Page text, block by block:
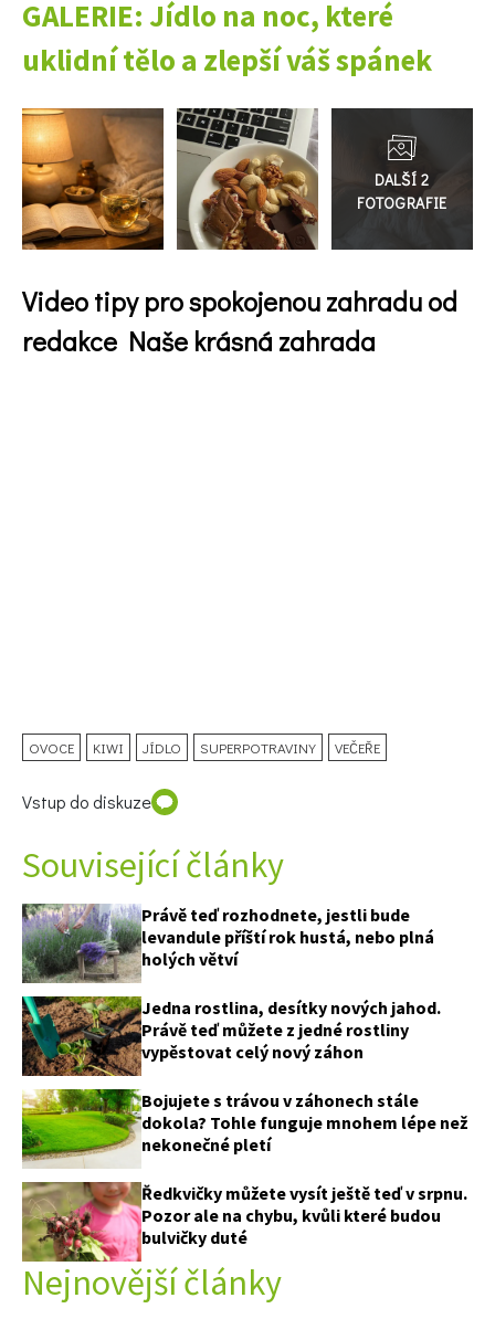
GALERIE: Jídlo na noc, které
uklidní tělo a zlepší váš spánek
do
galerie
Video tipy pro spokojenou zahradu od
redakce Naše krásná zahrada
OVOCE KIWI JÍDLO SUPERPOTRAVINY VEČEŘE
Vstup do diskuze
Související články
Právě teď rozhodnete, jestli bude
levandule příští rok hustá, nebo plná
holých větví
Jedna rostlina, desítky nových jahod.
Právě teď můžete z jedné rostliny
vypěstovat celý nový záhon
Bojujete s trávou v záhonech stále
dokola? Tohle funguje mnohem lépe než
nekonečné pletí
Ředkvičky můžete vysít ještě teď v srpnu.
Pozor ale na chybu, kvůli které budou
bulvičky duté
Nejnovější články